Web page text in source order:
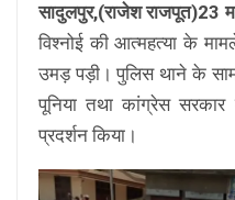
सादुलपुर,(राजेश राजपूत)23
विश्नोई की आत्महत्या के
उमड़ पड़ी। पुलिस थाने के
पूनिया तथा कांग्रेस
प्रदर्शन किया।